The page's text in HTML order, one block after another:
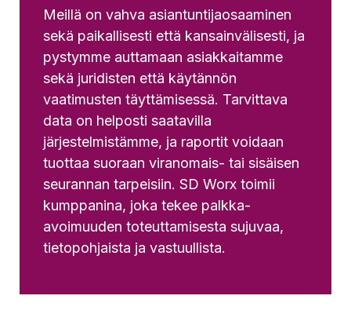
Meillä on vahva asiantuntijaosaaminen
sekä paikallisesti että kansainvälisesti, ja
pystymme auttamaan asiakkaitamme
sekä juridisten että käytännön
vaatimusten täyttämisessä. Tarvittava
data on helposti saatavilla
järjestelmistämme, ja raportit voidaan
tuottaa suoraan viranomais- tai sisäisen
seurannan tarpeisiin. SD Worx toimii
kumppanina, joka tekee palkka-
avoimuuden toteuttamisesta sujuvaa,
tietopohjaista ja vastuullista.